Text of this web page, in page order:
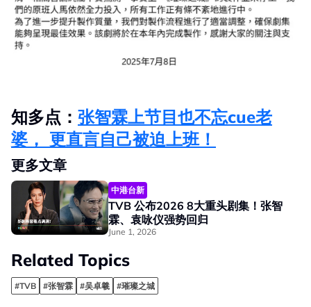
知多点： 张智霖上节目也不忘cue老
婆， 更直言自己被迫上班！
更多文章
中港台新
TVB 公布2026 8大重头剧集！张智
霖、袁咏仪强势回归
June 1, 2026
Related Topics
#TVB #张智霖 #吴卓羲 #璀璨之城